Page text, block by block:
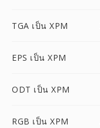
TGA เป็น XPM
EPS เป็น XPM
ODT เป็น XPM
RGB เป็น XPM